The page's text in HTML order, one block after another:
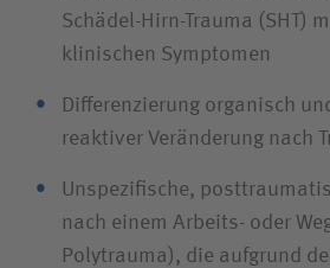
Patientin / Patient
Zuweiserin / Zuweiser
Schädel-Hirn-Trauma (SHT)
klinischen Symptomen
Differenzierung organisch
reaktiver Veränderung nach
Unspezifische,
nach einem Arbeits- oder
Polytrauma), die aufgrund